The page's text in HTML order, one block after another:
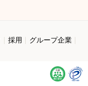
採用
グループ企業